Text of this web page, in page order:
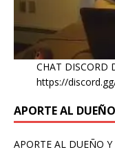
CHAT DISCORD
https://
APORTE AL
APORTE AL DUEÑO